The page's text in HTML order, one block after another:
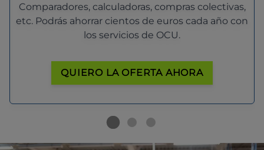
Comparadores, calculadoras, compras colectivas,
etc. Podrás ahorrar cientos de euros cada año con
los servicios de OCU.
QUIERO LA OFERTA AHORA